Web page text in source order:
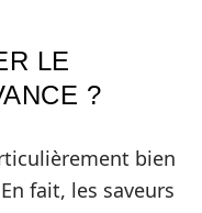
LE
?
bien
fait, les saveurs